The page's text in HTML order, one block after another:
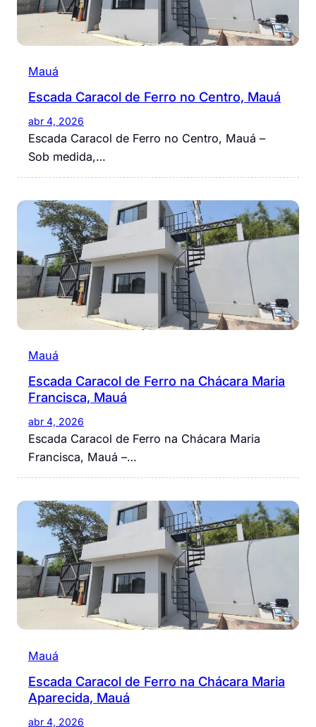
Mauá
Escada Caracol de Ferro no Centro, Mauá
abr 4, 2026
Escada Caracol de Ferro no Centro, Mauá –
Sob medida,…
Mauá
Escada Caracol de Ferro na Chácara Maria
Francisca, Mauá
abr 4, 2026
Escada Caracol de Ferro na Chácara Maria
Francisca, Mauá –…
Mauá
Escada Caracol de Ferro na Chácara Maria
Aparecida, Mauá
abr 4, 2026